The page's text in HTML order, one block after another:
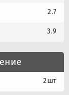
2.7
3.9
2шт